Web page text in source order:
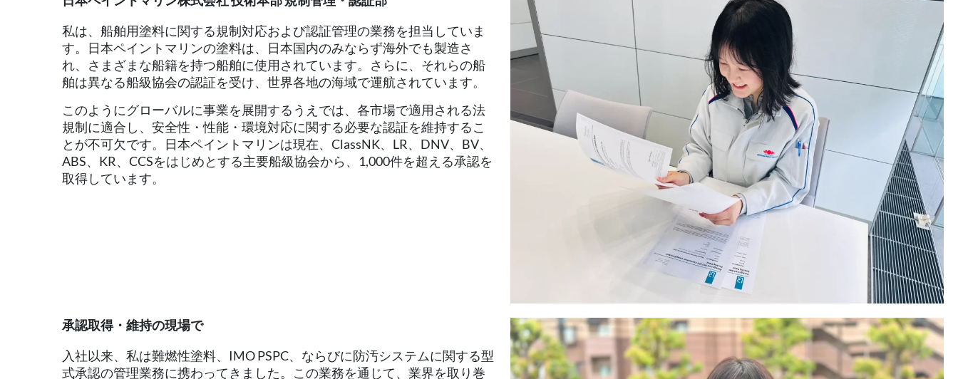
私は、船舶用塗料に関する規制対応および認証管理の業務を担当していま
す。日本ペイントマリンの塗料は、日本国内のみならず海外でも製造さ
れ、さまざまな船籍を持つ船舶に使用されています。さらに、それらの船
舶は異なる船級協会の認証を受け、世界各地の海域で運航されています。
このようにグローバルに事業を展開するうえでは、各市場で適用される法
規制に適合し、安全性・性能・環境対応に関する必要な認証を維持するこ
とが不可欠です。日本ペイントマリンは現在、ClassNK、LR、DNV、BV、
ABS、KR、CCSをはじめとする主要船級協会から、1,000件を超える承認を
取得しています。
承認取得・維持の現場で
入社以来、私は難燃性塗料、IMO PSPC、ならびに防汚システムに関する型
式承認の管理業務に携わってきました。この業務を通じて、業界を取り巻